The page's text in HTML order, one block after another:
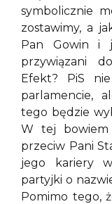
symbolicznie
zostawimy, a
Pan Gowin i
przywiązani
Efekt? PiS
parlamencie,
tego będzie
W tej bowiem
przeciw Pani
jego kariery
partyjki o
Pomimo tego,